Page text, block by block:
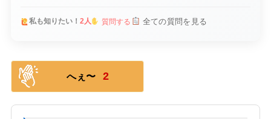
私も知りたい！ 2人 質問する 全ての質問を見る
へぇ〜 2